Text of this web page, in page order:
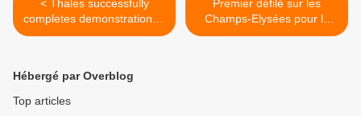
< Thales successfully
completes demonstration of
its exhaustive Mine-Hunting
Premier défilé sur les
Champs-Elysées pour le
futur véhicule blindé
Hébergé par Overblog
Top articles